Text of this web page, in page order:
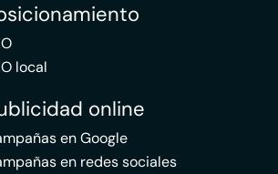
local
online
en Google
en redes sociales